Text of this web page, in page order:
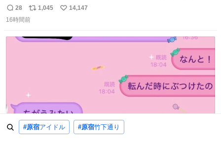
#原宿アイドル #原宿竹下通り
なる。 ちなみに最初の半年で『必携ドイツ文法総まとめ』
と『重要単語4000』を数十周して丸暗記した。読み書きに
Geminiの添削もエラーの指摘は激減し、上級の表現を教え
返
信
28
リ
ポ
ト
1,045
い
数
14,147
16時間前